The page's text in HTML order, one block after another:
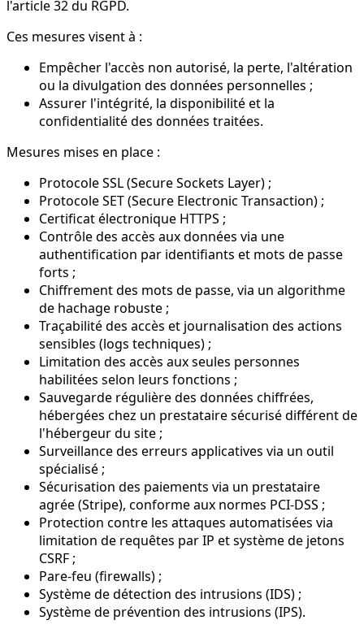
l'article 32 du RGPD.
Ces mesures visent à :
Empêcher l'accès non autorisé, la perte, l'altération
ou la divulgation des données personnelles ;
Assurer l'intégrité, la disponibilité et la
confidentialitédes données traitées.
Mesures mises en place :
Protocole SSL (Secure Sockets Layer) ;
Protocole SET (Secure Electronic Transaction) ;
Certificat électronique HTTPS ;
Contrôle des accès aux données via une
authentification par identifiants et mots de passe
forts ;
Chiffrement des mots de passe, via un algorithme
de hachage robuste ;
Traçabilité des accès et journalisation des actions
sensibles (logs techniques) ;
Limitation des accès aux seules personnes
habilitées selon leurs fonctions ;
Sauvegarde régulière des données chiffrées,
hébergées chez un prestataire sécurisé différent de
l'hébergeur du site ;
Surveillance des erreurs applicatives via un outil
spécialisé ;
Sécurisation des paiements via un prestataire
agrée (Stripe), conforme aux normes PCI-DSS ;
Protection contre les attaques automatisées via
limitation de requêtes par IP et système de jetons
CSRF ;
Pare-feu (firewalls) ;
Système de détection des intrusions (IDS) ;
Système de prévention des intrusions (IPS).